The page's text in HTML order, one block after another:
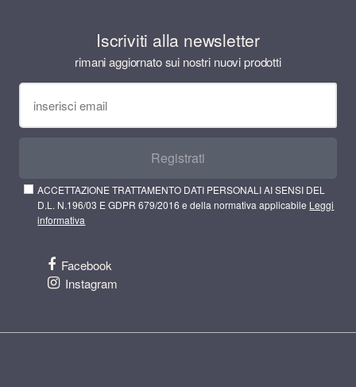
Iscriviti alla newsletter
rimani aggiornato sui nostri nuovi prodotti
Registrati
ACCETTAZIONE TRATTAMENTO DATI PERSONALI AI SENSI DEL
D.L. N.196/03 E GDPR 679/2016 e della normativa applicabile Leggi
informativa
Facebook
Instagram